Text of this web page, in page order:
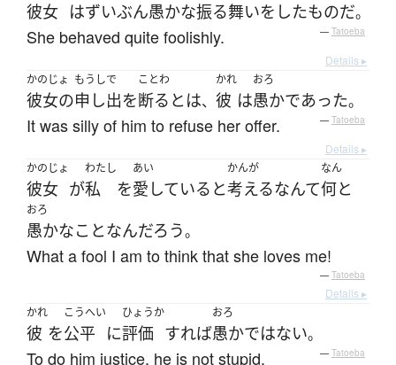
彼女 はずいぶん愚かな振る舞いを したものだ。
She behaved quite foolishly. — Tatoeba
Details ▸
かのじょ
彼女の
もうしで
申し出を
ことわ
断る とは、
かれ
彼 は
おろ
愚かであった。
It was silly of him to refuse her offer. — Tatoeba
Details ▸
かのじょ
彼女 が
わたし
私 を
あい
愛している と
かんが
考えるなんて
なん
何と
おろ
愚かなことなんだろう。
What a fool I am to think that she loves me!
— Tatoeba
Details ▸
かれ
彼 を
こうへい
公平 に
ひょうか
評価 すれば
おろ
愚かではない。
To do him justice, he is not stupid. — Tatoeba